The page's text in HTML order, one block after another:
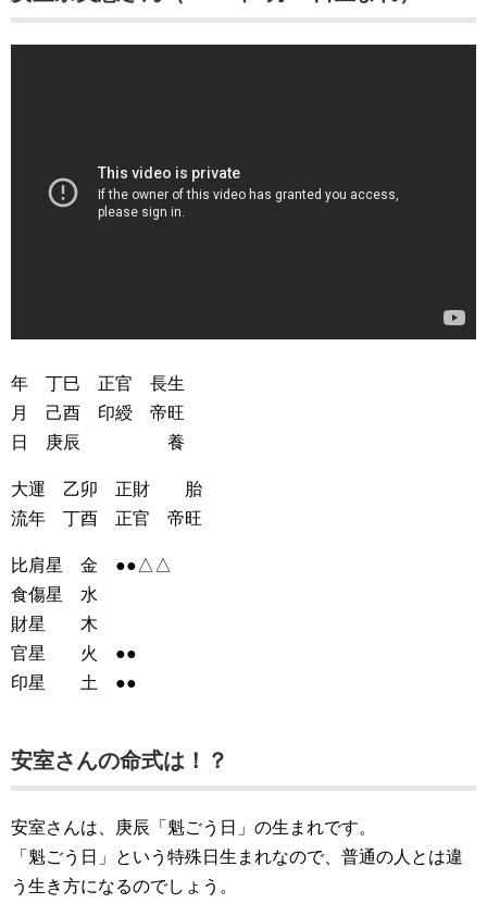
年 丁巳 正官 長生
月 己酉 印綬 帝旺
日 庚辰 養
大運 乙卯 正財 胎
流年 丁酉 正官 帝旺
比肩星 金 ●●△△
食傷星 水
財星 木
官星 火 ●●
印星 土 ●●
安室さんの命式は！？
安室さんは、庚辰「魁ごう日」の生まれです。
「魁ごう日」という特殊日生まれなので、普通の人とは違
う生き方になるのでしょう。